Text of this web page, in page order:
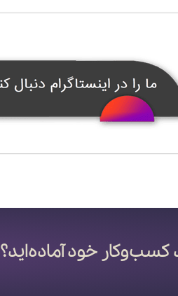
کسب‌وکار خود آماده‌اید؟